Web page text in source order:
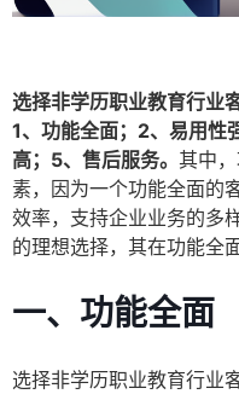
选择非学历职业教育行业
1、功能全面；2、易用性
高；5、售后服务。 其中
素，因为一个功能全面的
效率，支持企业业务的多
的理想选择，其在功能全
一、功能全面
选择非学历职业教育行业